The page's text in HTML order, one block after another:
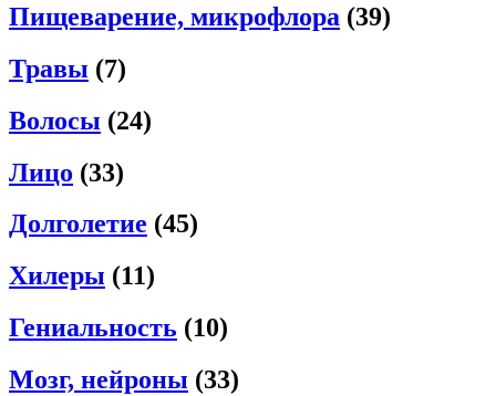
Пищеварение, микрофлора (39)
Травы (7)
Волосы (24)
Лицо (33)
Долголетие (45)
Хилеры (11)
Гениальность (10)
Мозг, нейроны (33)